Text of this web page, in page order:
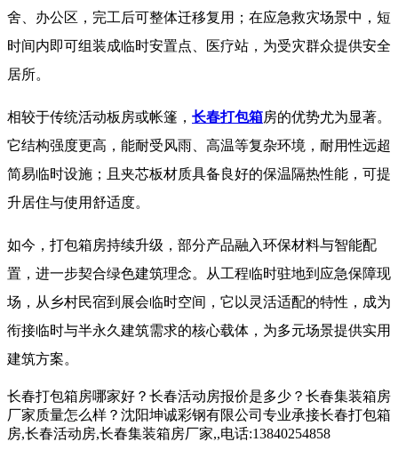
舍、办公区，完工后可整体迁移复用；在应急救灾场景中，短
时间内即可组装成临时安置点、医疗站，为受灾群众提供安全
居所。
相较于传统活动板房或帐篷， 长春打包箱房的优势尤为显著。
它结构强度更高，能耐受风雨、高温等复杂环境，耐用性远超
简易临时设施；且夹芯板材质具备良好的保温隔热性能，可提
升居住与使用舒适度。
如今，打包箱房持续升级，部分产品融入环保材料与智能配
置，进一步契合绿色建筑理念。从工程临时驻地到应急保障现
场，从乡村民宿到展会临时空间，它以灵活适配的特性，成为
衔接临时与半永久建筑需求的核心载体，为多元场景提供实用
建筑方案。
长春打包箱房哪家好？长春活动房报价是多少？长春集装箱房
厂家质量怎么样？沈阳坤诚彩钢有限公司专业承接长春打包箱
房,长春活动房,长春集装箱房厂家,,电话:13840254858